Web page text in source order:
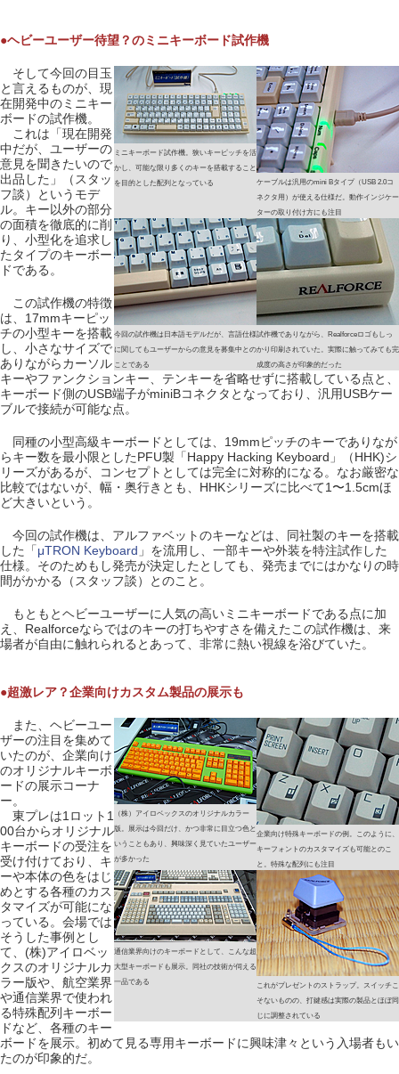
●ヘビーユーザー待望？のミニキーボード試作機
ミニキーボード試作機。狭いキーピッチを活
かし、可能な限り多くのキーを搭載すること
を目的とした配列となっている
ケーブルは汎用のmini Bタイプ（USB 2.0コ
ネクタ用）が使える仕様だ。動作インジケー
ターの取り付け方にも注目
今回の試作機は日本語モデルだが、言語仕様
に関してもユーザーからの意見を募集中との
ことである
試作機でありながら、Realforceロゴもしっ
かり印刷されていた。実際に触ってみても完
成度の高さが印象的だった
そして今回の目玉
と言えるものが、現
在開発中のミニキー
ボードの試作機。
これは「現在開発
中だが、ユーザーの
意見を聞きたいので
出品した」（スタッ
フ談）というモデ
ル。キー以外の部分
の面積を徹底的に削
り、小型化を追求し
たタイプのキーボー
ドである。
この試作機の特徴
は、17mmキーピッ
チの小型キーを搭載
し、小さなサイズで
ありながらカーソル
キーやファンクションキー、テンキーを省略せずに搭載している点と、
キーボード側のUSB端子がminiBコネクタとなっており、汎用USBケー
ブルで接続が可能な点。
同種の小型高級キーボードとしては、19mmピッチのキーでありなが
らキー数を最小限としたPFU製「Happy Hacking Keyboard」（HHK)シ
リーズがあるが、コンセプトとしては完全に対称的になる。なお厳密な
比較ではないが、幅・奥行きとも、HHKシリーズに比べて1〜1.5cmほ
ど大きいという。
今回の試作機は、アルファベットのキーなどは、同社製のキーを搭載
した「μTRON Keyboard 」を流用し、一部キーや外装を特注試作した
仕様。そのためもし発売が決定したとしても、発売までにはかなりの時
間がかかる（スタッフ談）とのこと。
もともとヘビーユーザーに人気の高いミニキーボードである点に加
え、Realforceならではのキーの打ちやすさを備えたこの試作機は、来
場者が自由に触れられるとあって、非常に熱い視線を浴びていた。
●超激レア？企業向けカスタム製品の展示も
（株）アイロベックスのオリジナルカラー
版。展示は今回だけ、かつ非常に目立つ色と
いうこともあり、興味深く見ていたユーザー
が多かった
企業向け特殊キーボードの例。このように、
キーフォントのカスタマイズも可能とのこ
と。特殊な配列にも注目
通信業界向けのキーボードとして、こんな超
大型キーボードも展示。同社の技術が伺える
一品である
これがプレゼントのストラップ。スイッチこ
そないものの、打鍵感は実際の製品とほぼ同
じに調整されている
また、ヘビーユー
ザーの注目を集めて
いたのが、企業向け
のオリジナルキーボ
ードの展示コーナ
ー。
東プレは1ロット1
00台からオリジナル
キーボードの受注を
受け付けており、キ
ーや本体の色をはじ
めとする各種のカス
タマイズが可能にな
っている。会場では
そうした事例とし
て、(株)アイロベッ
クスのオリジナルカ
ラー版や、航空業界
や通信業界で使われ
る特殊配列キーボー
ドなど、各種のキー
ボードを展示。初めて見る専用キーボードに興味津々という入場者もい
たのが印象的だ。